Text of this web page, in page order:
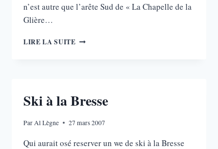
n’est autre que l’arête Sud de « La Chapelle de la
Glière…
LIRE LA SUITE L’INDEX:
Ski à la Bresse
Par Al Lègne 27 mars 2007
Qui aurait osé reserver un we de ski à la Bresse